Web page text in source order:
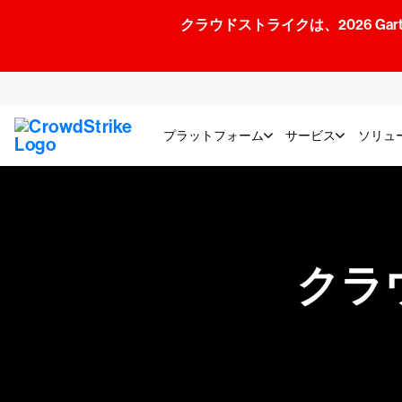
クラウドストライクは、2026
プラットフォーム サービス ソリュ
クラ